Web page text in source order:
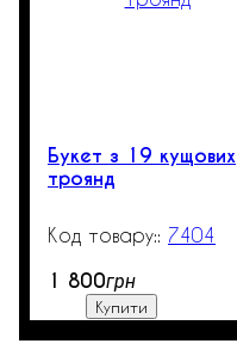
Букет з 19 кущових
троянд
7404
1 800грн
Купити